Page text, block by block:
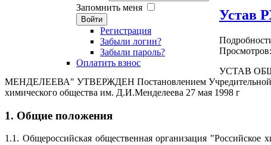
Запомнить меня
Войти
Регистрация
Забыли логин?
Забыли пароль?
Оплатить взнос
Устав
УСТАВ
МЕНДЕЛЕЕВА" УТВЕРЖДЕН Постановлением Учредительной
химического общества им. Д.И.Менделеева 27 мая 1998 г
1. Общие положения
1.1. Общероссийская общественная организация